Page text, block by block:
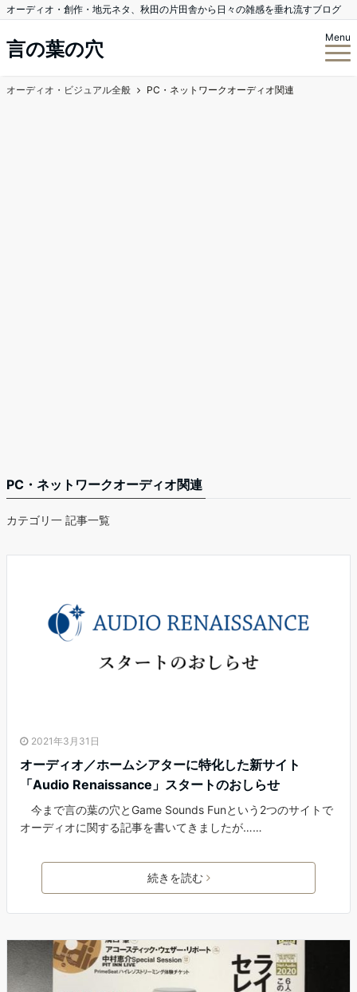
オーディオ・創作・地元ネタ、秋田の片田舎から日々の雑感を垂れ流すブログ
言の葉の穴
Menu
オーディオ・ビジュアル全般 PC・ネットワークオーディオ関連
PC・ネットワークオーディオ関連
カテゴリ一 記事一覧
2021年3月31日
オーディオ／ホームシアターに特化した新サイト
「Audio Renaissance」スタートのおしらせ
今まで言の葉の穴とGame Sounds Funという2つのサイトで
オーディオに関する記事を書いてきましたが……
続きを読む